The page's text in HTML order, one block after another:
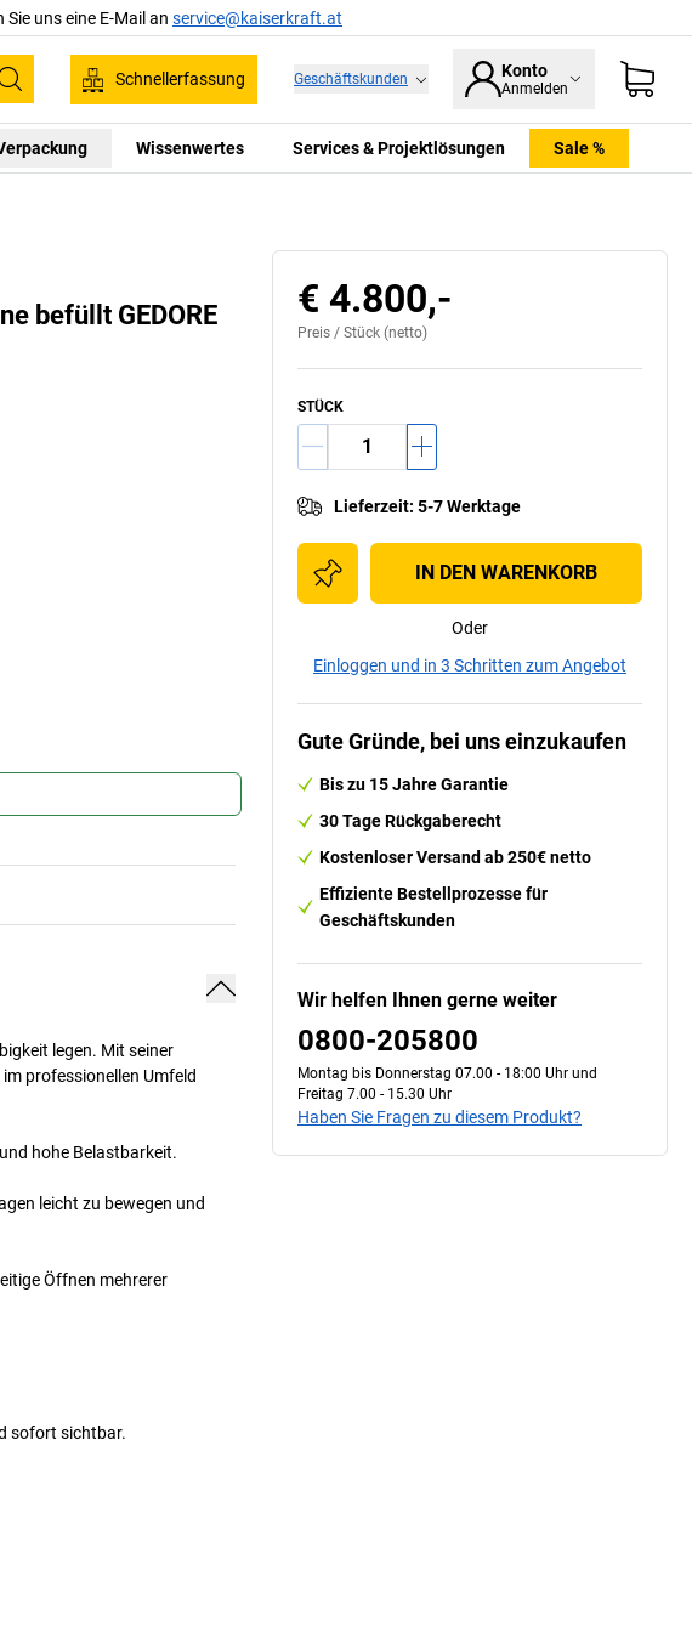
Sie uns eine E-Mail an service@kaiserkraft.at
Suchen
Schnellerfassung Geschäftskunden Konto
Anmelden
Wissenwertes Services & Projektlösungen Sale %
befüllt GEDORE
legen. Mit seiner
professionellen Umfeld
hohe Belastbarkeit.
leicht zu bewegen und
Öffnen mehrerer
sofort sichtbar.
€ 4.800,-
Preis / Stück (netto)
STÜCK
Lieferzeit: 5-7 Werktage
IN DEN WARENKORB
Oder
Einloggen und in 3 Schritten zum Angebot
Gute Gründe, bei uns einzukaufen
Bis zu 15 Jahre Garantie
30 Tage Rückgaberecht
Kostenloser Versand ab 250€ netto
Effiziente Bestellprozesse für
Geschäftskunden
Wir helfen Ihnen gerne weiter
0800-205800
Montag bis Donnerstag 07.00 - 18:00 Uhr und
Freitag 7.00 - 15.30 Uhr
Haben Sie Fragen zu diesem Produkt?